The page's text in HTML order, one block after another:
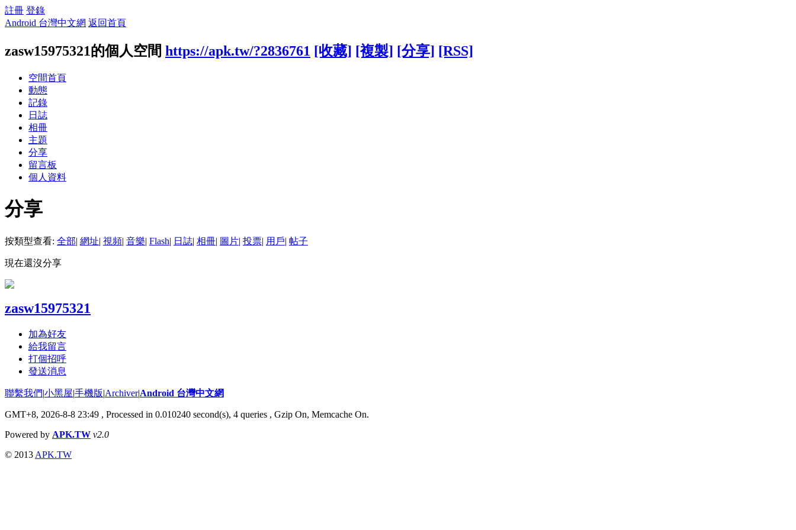
註冊 登錄
Android 台灣中文網 返回首頁
zasw15975321的個人空間 https://apk.tw/?2836761 [收藏] [複製] [分享] [RSS]
空間首頁
動態
記錄
日誌
相冊
主題
分享
留言板
個人資料
分享
按類型查看: 全部| 網址| 視頻| 音樂| Flash| 日誌| 相冊| 圖片| 投票| 用戶| 帖子
現在還沒分享
zasw15975321
加為好友
給我留言
打個招呼
發送消息
聯繫我們|小黑屋|手機版|Archiver|Android 台灣中文網
GMT+8, 2026-8-8 23:49 , Processed in 0.010240 second(s), 4 queries , Gzip On, Memcache On.
Powered by APK.TW v2.0
© 2013 APK.TW